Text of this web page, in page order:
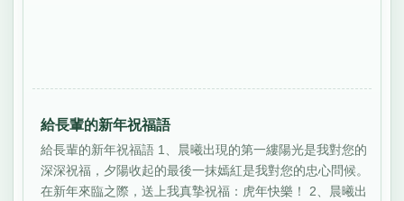
給長輩的新年祝福語
給長輩的新年祝福語 1、晨曦出現的第一縷陽光是我對您的
深深祝福，夕陽收起的最後一抹嫣紅是我對您的忠心問候。
在新年來臨之際，送上我真摯祝福：虎年快樂！ 2、晨曦出